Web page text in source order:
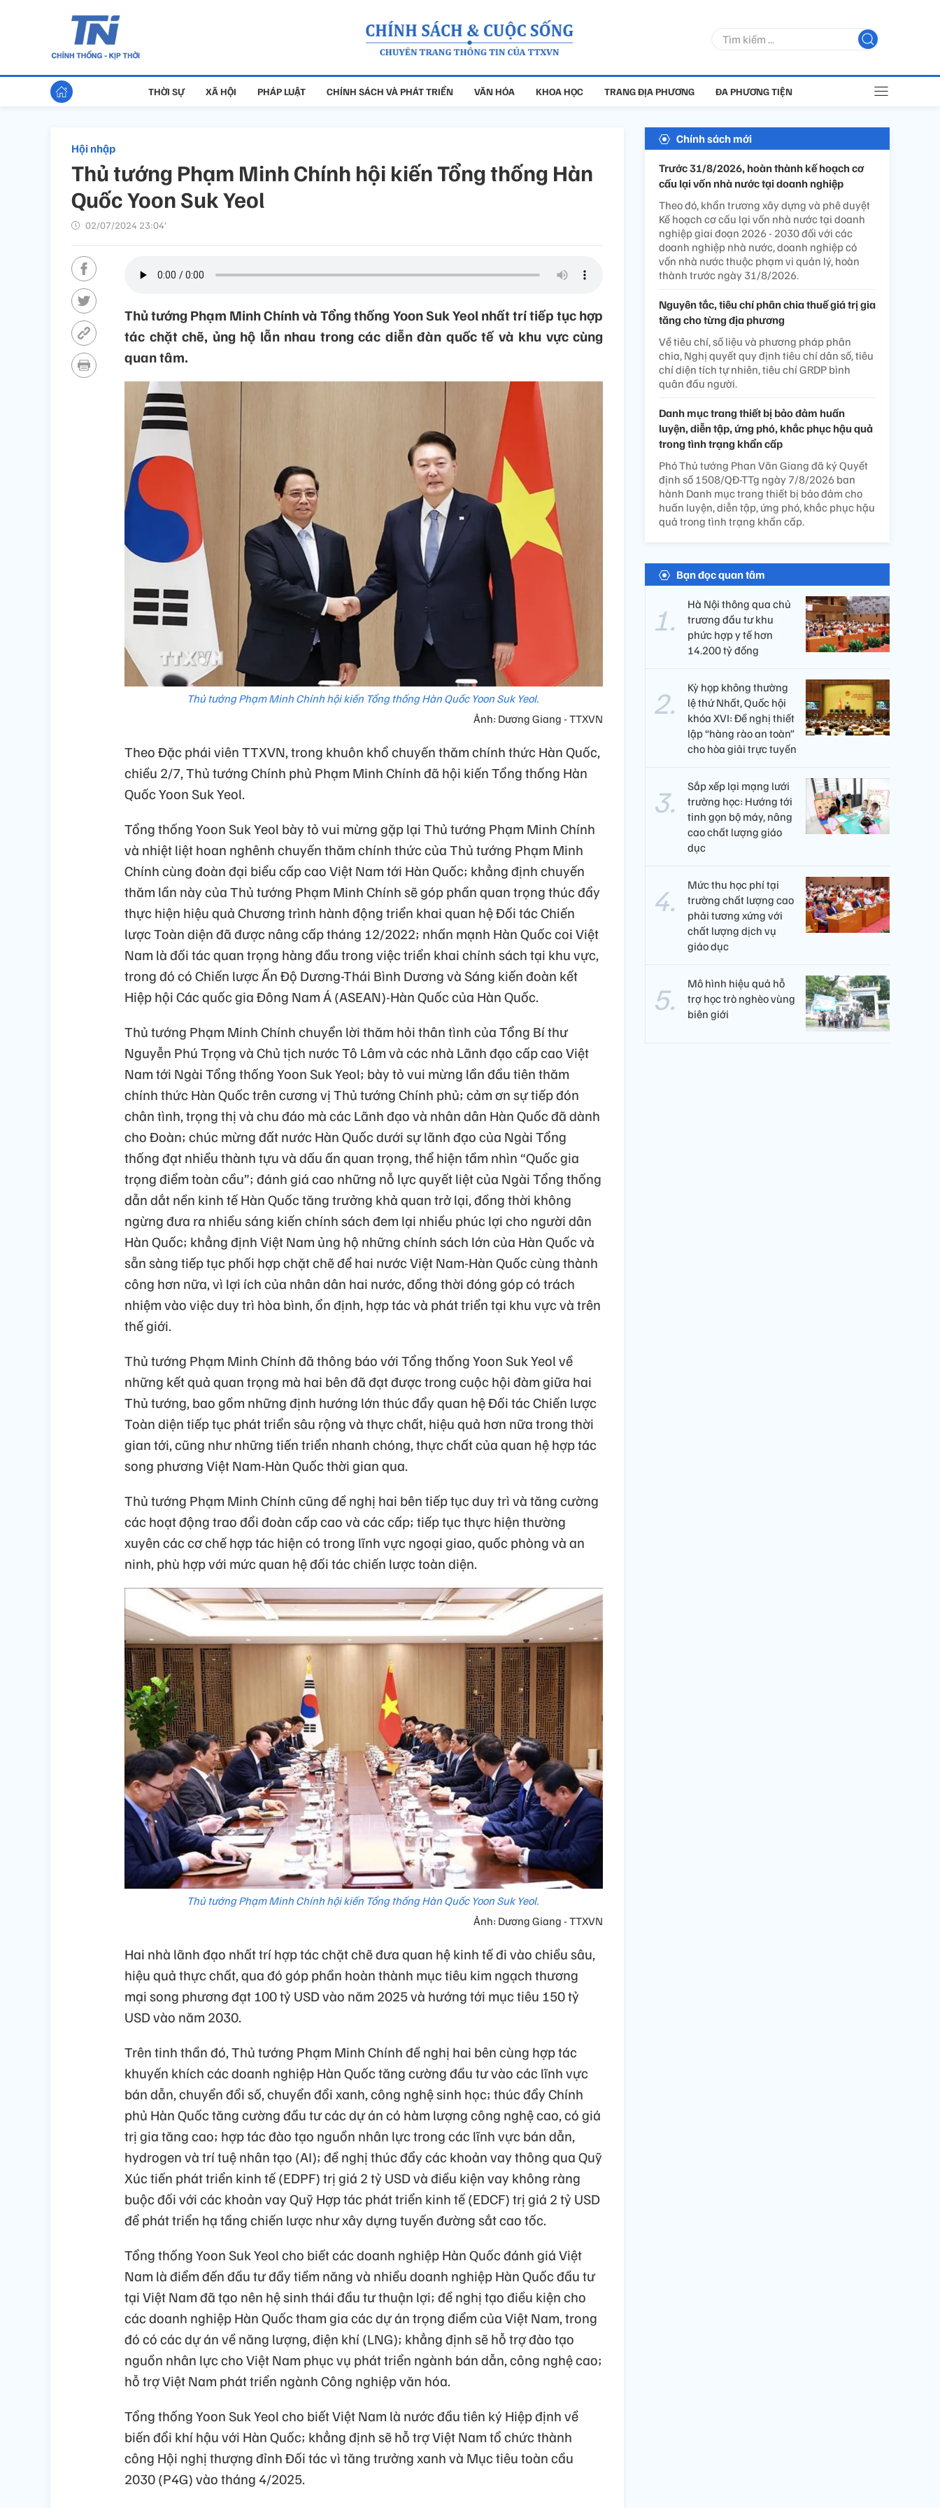
THỜI SỰ XÃ HỘI PHÁP LUẬT CHÍNH SÁCH VÀ PHÁT TRIỂN VĂN HÓA KHOA HỌC TRANG ĐỊA PHƯƠNG ĐA PHƯƠNG TIỆN
Hội nhập
Thủ tướng Phạm Minh Chính hội kiến Tổng thống Hàn
Quốc Yoon Suk Yeol
02/07/2024 23:04’
Thủ tướng Phạm Minh Chính và Tổng thống Yoon Suk Yeol nhất trí tiếp tục hợp
tác chặt chẽ, ủng hộ lẫn nhau trong các diễn đàn quốc tế và khu vực cùng
quan tâm.
Thủ tướng Phạm Minh Chính hội kiến Tổng thống Hàn Quốc Yoon Suk Yeol.
Ảnh: Dương Giang - TTXVN
Theo Đặc phái viên TTXVN, trong khuôn khổ chuyến thăm chính thức Hàn Quốc,
chiều 2/7, Thủ tướng Chính phủ Phạm Minh Chính đã hội kiến Tổng thống Hàn
Quốc Yoon Suk Yeol.
Tổng thống Yoon Suk Yeol bày tỏ vui mừng gặp lại Thủ tướng Phạm Minh Chính
và nhiệt liệt hoan nghênh chuyến thăm chính thức của Thủ tướng Phạm Minh
Chính cùng đoàn đại biểu cấp cao Việt Nam tới Hàn Quốc; khẳng định chuyến
thăm lần này của Thủ tướng Phạm Minh Chính sẽ góp phần quan trọng thúc đẩy
thực hiện hiệu quả Chương trình hành động triển khai quan hệ Đối tác Chiến
lược Toàn diện đã được nâng cấp tháng 12/2022; nhấn mạnh Hàn Quốc coi Việt
Nam là đối tác quan trọng hàng đầu trong việc triển khai chính sách tại khu vực,
trong đó có Chiến lược Ấn Độ Dương-Thái Bình Dương và Sáng kiến đoàn kết
Hiệp hội Các quốc gia Đông Nam Á (ASEAN)-Hàn Quốc của Hàn Quốc.
Thủ tướng Phạm Minh Chính chuyển lời thăm hỏi thân tình của Tổng Bí thư
Nguyễn Phú Trọng và Chủ tịch nước Tô Lâm và các nhà Lãnh đạo cấp cao Việt
Nam tới Ngài Tổng thống Yoon Suk Yeol; bày tỏ vui mừng lần đầu tiên thăm
chính thức Hàn Quốc trên cương vị Thủ tướng Chính phủ; cảm ơn sự tiếp đón
chân tình, trọng thị và chu đáo mà các Lãnh đạo và nhân dân Hàn Quốc đã dành
cho Đoàn; chúc mừng đất nước Hàn Quốc dưới sự lãnh đạo của Ngài Tổng
thống đạt nhiều thành tựu và dấu ấn quan trọng, thể hiện tầm nhìn “Quốc gia
trọng điểm toàn cầu”; đánh giá cao những nỗ lực quyết liệt của Ngài Tổng thống
dẫn dắt nền kinh tế Hàn Quốc tăng trưởng khả quan trở lại, đồng thời không
ngừng đưa ra nhiều sáng kiến chính sách đem lại nhiều phúc lợi cho người dân
Hàn Quốc; khẳng định Việt Nam ủng hộ những chính sách lớn của Hàn Quốc và
sẵn sàng tiếp tục phối hợp chặt chẽ để hai nước Việt Nam-Hàn Quốc cùng thành
công hơn nữa, vì lợi ích của nhân dân hai nước, đồng thời đóng góp có trách
nhiệm vào việc duy trì hòa bình, ổn định, hợp tác và phát triển tại khu vực và trên
thế giới.
Thủ tướng Phạm Minh Chính đã thông báo với Tổng thống Yoon Suk Yeol về
những kết quả quan trọng mà hai bên đã đạt được trong cuộc hội đàm giữa hai
Thủ tướng, bao gồm những định hướng lớn thúc đẩy quan hệ Đối tác Chiến lược
Toàn diện tiếp tục phát triển sâu rộng và thực chất, hiệu quả hơn nữa trong thời
gian tới, cũng như những tiến triển nhanh chóng, thực chất của quan hệ hợp tác
song phương Việt Nam-Hàn Quốc thời gian qua.
Thủ tướng Phạm Minh Chính cũng đề nghị hai bên tiếp tục duy trì và tăng cường
các hoạt động trao đổi đoàn cấp cao và các cấp; tiếp tục thực hiện thường
xuyên các cơ chế hợp tác hiện có trong lĩnh vực ngoại giao, quốc phòng và an
ninh, phù hợp với mức quan hệ đối tác chiến lược toàn diện.
Thủ tướng Phạm Minh Chính hội kiến Tổng thống Hàn Quốc Yoon Suk Yeol.
Ảnh: Dương Giang - TTXVN
Hai nhà lãnh đạo nhất trí hợp tác chặt chẽ đưa quan hệ kinh tế đi vào chiều sâu,
hiệu quả thực chất, qua đó góp phần hoàn thành mục tiêu kim ngạch thương
mại song phương đạt 100 tỷ USD vào năm 2025 và hướng tới mục tiêu 150 tỷ
USD vào năm 2030.
Trên tinh thần đó, Thủ tướng Phạm Minh Chính đề nghị hai bên cùng hợp tác
khuyến khích các doanh nghiệp Hàn Quốc tăng cường đầu tư vào các lĩnh vực
bán dẫn, chuyển đổi số, chuyển đổi xanh, công nghệ sinh học; thúc đẩy Chính
phủ Hàn Quốc tăng cường đầu tư các dự án có hàm lượng công nghệ cao, có giá
trị gia tăng cao; hợp tác đào tạo nguồn nhân lực trong các lĩnh vực bán dẫn,
hydrogen và trí tuệ nhân tạo (AI); đề nghị thúc đẩy các khoản vay thông qua Quỹ
Xúc tiến phát triển kinh tế (EDPF) trị giá 2 tỷ USD và điều kiện vay không ràng
buộc đối với các khoản vay Quỹ Hợp tác phát triển kinh tế (EDCF) trị giá 2 tỷ USD
để phát triển hạ tầng chiến lược như xây dựng tuyến đường sắt cao tốc.
Tổng thống Yoon Suk Yeol cho biết các doanh nghiệp Hàn Quốc đánh giá Việt
Nam là điểm đến đầu tư đầy tiềm năng và nhiều doanh nghiệp Hàn Quốc đầu tư
tại Việt Nam đã tạo nên hệ sinh thái đầu tư thuận lợi; đề nghị tạo điều kiện cho
các doanh nghiệp Hàn Quốc tham gia các dự án trọng điểm của Việt Nam, trong
đó có các dự án về năng lượng, điện khí (LNG); khẳng định sẽ hỗ trợ đào tạo
nguồn nhân lực cho Việt Nam phục vụ phát triển ngành bán dẫn, công nghệ cao;
hỗ trợ Việt Nam phát triển ngành Công nghiệp văn hóa.
Tổng thống Yoon Suk Yeol cho biết Việt Nam là nước đầu tiên ký Hiệp định về
biến đổi khí hậu với Hàn Quốc; khẳng định sẽ hỗ trợ Việt Nam tổ chức thành
công Hội nghị thượng đỉnh Đối tác vì tăng trưởng xanh và Mục tiêu toàn cầu
2030 (P4G) vào tháng 4/2025.
Chính sách mới
Trước 31/8/2026, hoàn thành kế hoạch cơ
cấu lại vốn nhà nước tại doanh nghiệp
Theo đó, khẩn trương xây dựng và phê duyệt
Kế hoạch cơ cấu lại vốn nhà nước tại doanh
nghiệp giai đoạn 2026 - 2030 đối với các
doanh nghiệp nhà nước, doanh nghiệp có
vốn nhà nước thuộc phạm vi quản lý, hoàn
thành trước ngày 31/8/2026.
Nguyên tắc, tiêu chí phân chia thuế giá trị gia
tăng cho từng địa phương
Về tiêu chí, số liệu và phương pháp phân
chia, Nghị quyết quy định tiêu chí dân số, tiêu
chí diện tích tự nhiên, tiêu chí GRDP bình
quân đầu người.
Danh mục trang thiết bị bảo đảm huấn
luyện, diễn tập, ứng phó, khắc phục hậu quả
trong tình trạng khẩn cấp
Phó Thủ tướng Phan Văn Giang đã ký Quyết
định số 1508/QĐ-TTg ngày 7/8/2026 ban
hành Danh mục trang thiết bị bảo đảm cho
huấn luyện, diễn tập, ứng phó, khắc phục hậu
quả trong tình trạng khẩn cấp.
Bạn đọc quan tâm
Hà Nội thông qua chủ
trương đầu tư khu
phức hợp y tế hơn
14.200 tỷ đồng
Kỳ họp không thường
lệ thứ Nhất, Quốc hội
khóa XVI: Đề nghị thiết
lập “hàng rào an toàn”
cho hòa giải trực tuyến
Sắp xếp lại mạng lưới
trường học: Hướng tới
tinh gọn bộ máy, nâng
cao chất lượng giáo
dục
Mức thu học phí tại
trường chất lượng cao
phải tương xứng với
chất lượng dịch vụ
giáo dục
Mô hình hiệu quả hỗ
trợ học trò nghèo vùng
biên giới